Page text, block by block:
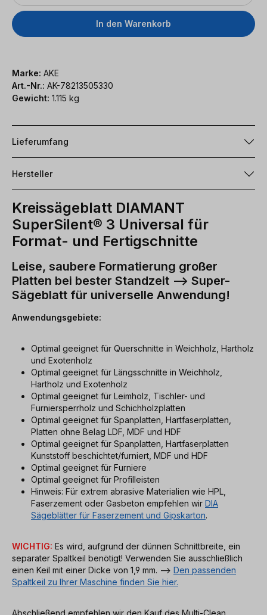
In den Warenkorb
Marke: AKE
Art.-Nr.: AK-78213505330
Gewicht: 1.115 kg
Lieferumfang
Hersteller
Kreissägeblatt DIAMANT
SuperSilent® 3 Universal für
Format- und Fertigschnitte
Leise, saubere Formatierung großer
Platten bei bester Standzeit --> Super-
Sägeblatt für universelle Anwendung!
Anwendungsgebiete:
Optimal geeignet für Querschnitte in Weichholz, Hartholz
und Exotenholz
Optimal geeignet für Längsschnitte in Weichholz,
Hartholz und Exotenholz
Optimal geeignet für Leimholz, Tischler- und
Furniersperrholz und Schichholzplatten
Optimal geeignet für Spanplatten, Hartfaserplatten,
Platten ohne Belag LDF, MDF und HDF
Optimal geeignet für Spanplatten, Hartfaserplatten
Kunststoff beschichtet/furniert, MDF und HDF
Optimal geeignet für Furniere
Optimal geeignet für Profilleisten
Hinweis: Für extrem abrasive Materialien wie HPL,
Faserzement oder Gasbeton empfehlen wir DIA
Sägeblätter für Faserzement und Gipskarton.
WICHTIG: Es wird, aufgrund der dünnen Schnittbreite, ein
separater Spaltkeil benötigt! Verwenden Sie ausschließlich
einen Keil mit einer Dicke von 1,9 mm. --> Den passenden
Spaltkeil zu Ihrer Maschine finden Sie hier.